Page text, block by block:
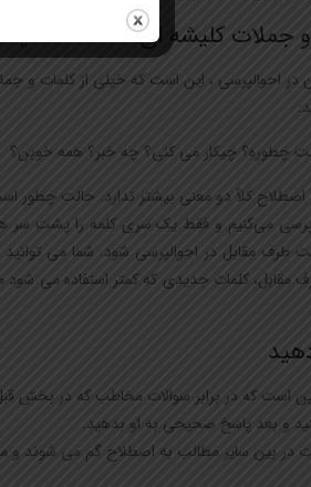
در احوالپرسی ، این است که خیلی از کلمات و
چطوره؟ چیکار می کنی؟ چه خبر؟ همه خوبن؟
اصطلاح کلاً دو معنی بیشتر ندارد. حالت چطور
می‌کنیم و فقط یک سری کلمه را پشت
طرف مقابل در احوالپرسی شود. شما می
مقابل، کلمات جدیدی که کمتر استفاده می
است که در برابر سوالات مخاطب که در بخش قبل
و بعد پاسخ صحیحی به او بدهید.
در بین سایر مطالب به اصطلاح گم می شوند و